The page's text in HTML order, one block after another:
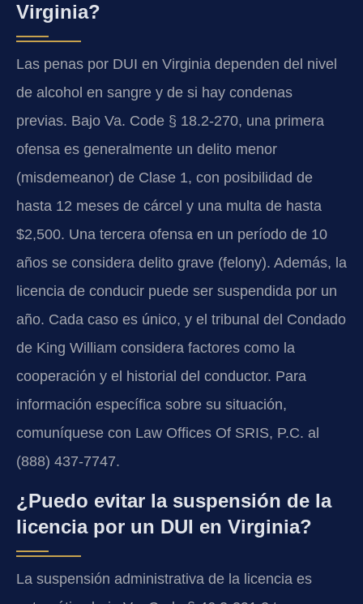
Virginia?
Las penas por DUI en Virginia dependen del nivel
de alcohol en sangre y de si hay condenas
previas. Bajo Va. Code § 18.2-270, una primera
ofensa es generalmente un delito menor
(misdemeanor) de Clase 1, con posibilidad de
hasta 12 meses de cárcel y una multa de hasta
$2,500. Una tercera ofensa en un período de 10
años se considera delito grave (felony). Además, la
licencia de conducir puede ser suspendida por un
año. Cada caso es único, y el tribunal del Condado
de King William considera factores como la
cooperación y el historial del conductor. Para
información específica sobre su situación,
comuníquese con Law Offices Of SRIS, P.C. al
(888) 437-7747.
¿Puedo evitar la suspensión de la
licencia por un DUI en Virginia?
La suspensión administrativa de la licencia es